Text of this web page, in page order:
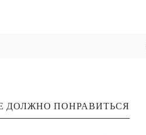
ДОЛЖНО ПОНРАВИТЬСЯ